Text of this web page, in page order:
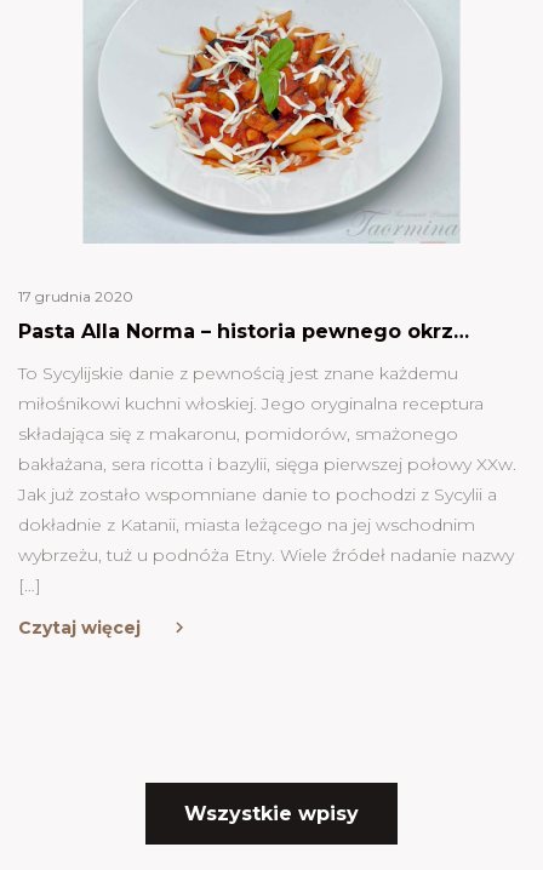
17 grudnia 2020
Pasta Alla Norma – historia pewnego okrzyku
To Sycylijskie danie z pewnością jest znane każdemu
miłośnikowi kuchni włoskiej. Jego oryginalna receptura
składająca się z makaronu, pomidorów, smażonego
bakłażana, sera ricotta i bazylii, sięga pierwszej połowy XXw.
Jak już zostało wspomniane danie to pochodzi z Sycylii a
dokładnie z Katanii, miasta leżącego na jej wschodnim
wybrzeżu, tuż u podnóża Etny. Wiele źródeł nadanie nazwy
[…]
Czytaj więcej
Wszystkie wpisy